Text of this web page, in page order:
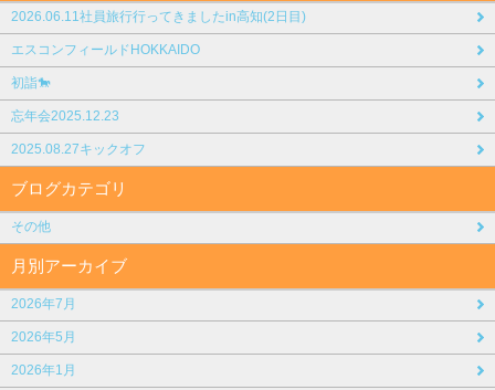
2026.06.11社員旅行行ってきましたin高知(2日目)
エスコンフィールドHOKKAIDO
初詣🐎
忘年会2025.12.23
2025.08.27キックオフ
ブログカテゴリ
その他
月別アーカイブ
2026年7月
2026年5月
2026年1月